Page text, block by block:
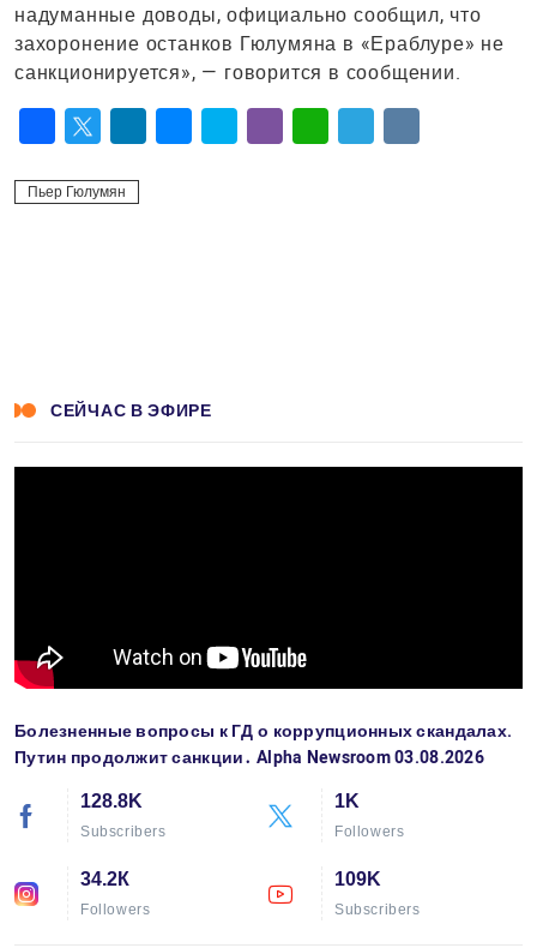
надуманные доводы, официально сообщил, что
захоронение останков Гюлумяна в «Ераблуре» не
санкционируется», — говорится в сообщении.
Пьер Гюлумян
СЕЙЧАС В ЭФИРЕ
Болезненные вопросы к ГД о коррупционных скандалах.
Путин продолжит санкции․ Alpha Newsroom 03.08.2026
128.8K
Subscribers
1K
Followers
34.2К
Followers
109K
Subscribers